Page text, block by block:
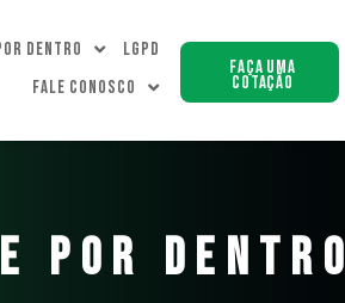
dentro
LGPD
Fale Conosco
Faça uma
Cotação
POR DENTRO